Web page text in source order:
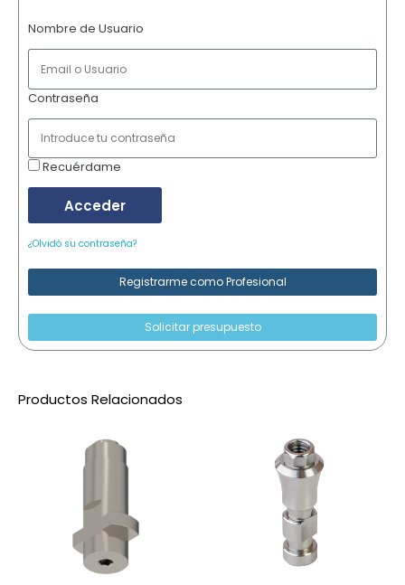
Nombre de Usuario
Contraseña
Recuérdame
Acceder
¿Olvidó su contraseña?
Registrarme como Profesional
Solicitar presupuesto
Productos Relacionados